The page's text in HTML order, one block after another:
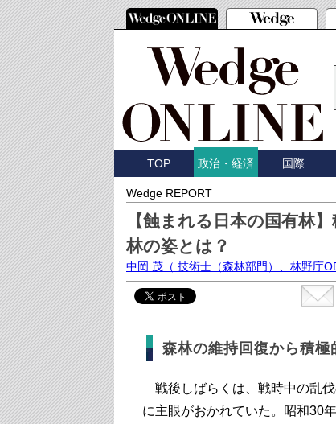
TOP 政治・経済 国際
Wedge REPORT
【蝕まれる日本の国有林
林の姿とは？
中岡 茂 （ 技術士（森林部門）、林野庁
森林の維持回復から積極
戦後しばらくは、戦時中の乱
に主眼がおかれていた。昭和30